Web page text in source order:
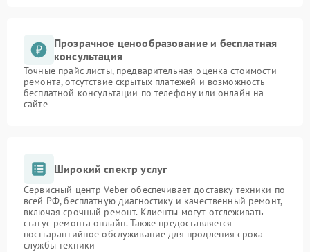
Прозрачное ценообразование и бесплатная
консультация
Точные прайс-листы, предварительная оценка стоимости
ремонта, отсутствие скрытых платежей и возможность
бесплатной консультации по телефону или онлайн на
сайте
Широкий спектр услуг
Сервисный центр Veber обеспечивает доставку техники по
всей РФ, бесплатную диагностику и качественный ремонт,
включая срочный ремонт. Клиенты могут отслеживать
статус ремонта онлайн. Также предоставляется
постгарантийное обслуживание для продления срока
службы техники